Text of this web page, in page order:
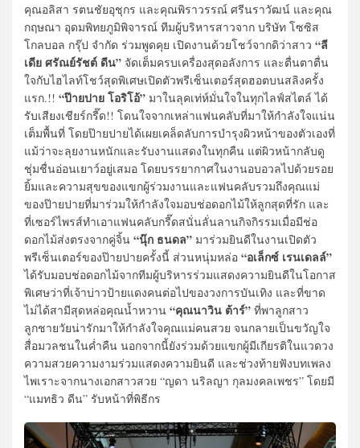
คุณอลิสา รตนชัยอุชุกร และคุณพิราวรรณ์ ศรีนราวัฒน์ และคุณ
กฤษณา อุดมพิทยภูมิพิจารณ์ ทีมผู้บริหารสาวจาก บริษัท โซซิส
โกลบอล กรุ๊ป จำกัด ร่วมพูดคุย เปิดงานด้วยโชว์จากดิว่าสาว “ลี
เดีย ศรัณย์รัชต์ ดีน” จัดเต็มครบเครื่องสุดอลังการ และตื่นตาตื่น
ใจกับไฮไลท์โชว์สุดพิเศษเปิดตัวพรีเซ็นเตอร์สุดฮอตบนสลิงครั้ง
แรก.!! “ป๊ายปาย โอริโอ้” มาในลุคเท่ห์มั่นใจในทุกไลฟ์สไตล์ ได้
รับเสียงเชียร์กรี๊ด!! โดนใจจากเหล่าแฟนคลับที่มาให้กำลังใจแน่น
เต็มพื้นที่ โดยป๊ายปายได้เผยเคล็ดลับการบำรุงผิวหน้าของตัวเองที่
แม้ว่าจะลุยงานหนักและรับงานแสดงในทุกคืน แต่ผิวหน้ากลับดู
ชุ่มชื่นอ่อนเยาว์อยู่เสมอ โดยบรรยากาศในงานอบอวลไปด้วยรอย
ยิ้มและความสุขของแขกผู้ร่วมงานและแฟนคลับรวมถึงคุณแม่
ของป๊ายปายที่มาร่วมให้กำลังใจมอบช่อดอกไม้ให้ลูกสุดที่รัก และ
ที่เซอร์ไพรส์ทำเอาแฟนคลับกรี๊ดสนั่นลั่นลานกิจกิรรมเมื่อมีช่อ
ดอกไม้ส่งตรงจากคู่จิ้น “นุ๊ก ธนดล” มาร่วมยินดีในงานเปิดตัว
พรีเซ็นเตอร์ของป๊ายปายครั้งนี้ ส่วนหนุ่มหล่อ “อเล็กซ์ เรนเดลล์”
ได้รับมอบช่อดอกไม้จากทีมผู้บริหารร่วมแสดงความยินดีในโอกาส
พิเศษว่าที่เจ้าบ่าวป้ายแดงคนต่อไปของวงการบันเทิง และที่ขาด
ไม่ได้สามีสุดหล่อคุณน้ำหวาน “คุณนาวิน ต้าร์” ที่พาลูกสาว
ลูกชายวัยน่ารักมาให้กำลังใจคุณแม่คนสวย จนกลายเป็นขวัญใจ
สื่อมวลชนในค่ำคืน นอกจากนี้ยังร่วมด้วยแขกผู้มีเกียรติในแวดวง
ความสวยความงามร่วมแสดงความยินดี และช่วงท้ายฟังบทเพลง
ไพเราะจากนางเอกสาวสวย “ญดา นริลญา กุลมงคลเพชร” โดยมี
“แมทธิว ดีน” รับหน้าที่พิธีกร